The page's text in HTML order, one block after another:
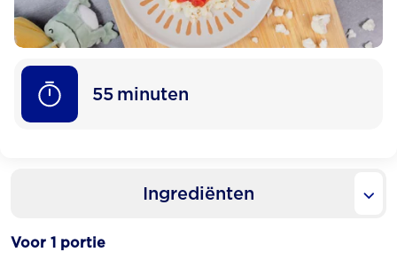
55 minuten
Ingrediënten
Voor 1 portie